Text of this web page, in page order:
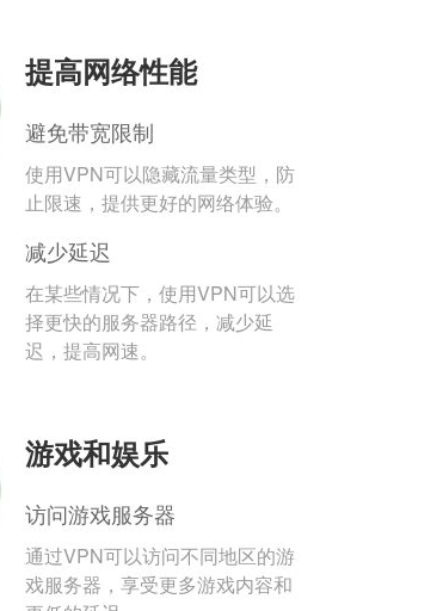
提高网络性能
避免带宽限制
使用VPN可以隐藏流量类型，防
止限速，提供更好的网络体验。
减少延迟
在某些情况下，使用VPN可以选
择更快的服务器路径，减少延
迟，提高网速。
游戏和娱乐
访问游戏服务器
通过VPN可以访问不同地区的游
戏服务器，享受更多游戏内容和